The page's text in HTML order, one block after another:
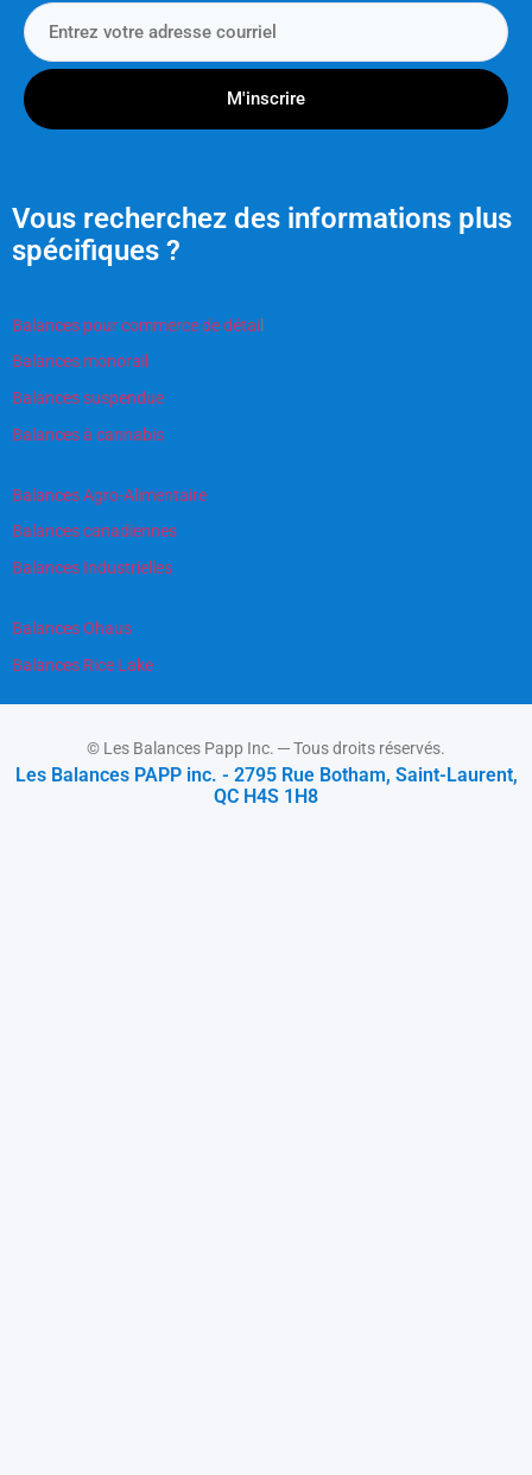
M'inscrire
Vous recherchez des informations plus
spécifiques ?
Balances pour commerce de détai
Balances monorail
Balances suspendue
Balances à cannabis
Balances Agro-Alimentaire
Balances canadiennes
Balances Industrielles
Balances Ohaus
Balances Rice Lake
© Les Balances Papp Inc. ─ Tous droits réservés.
Les Balances PAPP inc. - 2795 Rue Botham, Saint-Laurent,
QC H4S 1H8